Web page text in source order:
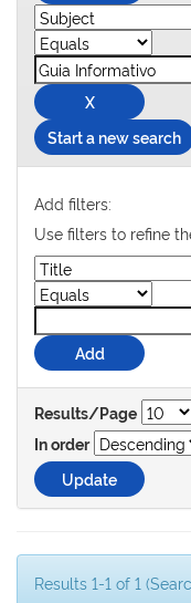
Start a new search
Add filters:
Use filters to refine
Results/Page
In order
Results 1-1 of 1